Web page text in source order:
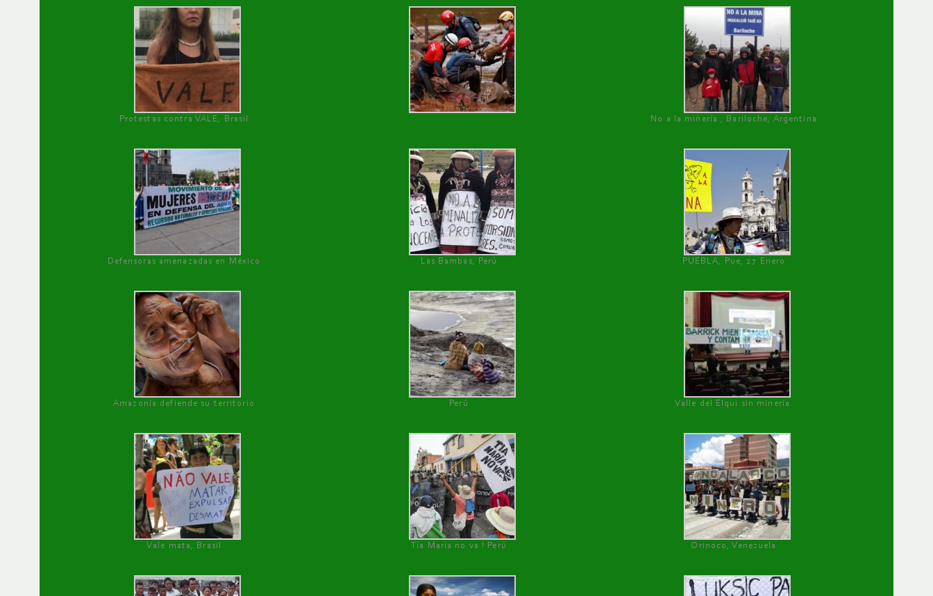
Protestas contra VALE, Brasil No a la minería , Bariloche, Argentina
Defensoras amenazadas en México Las Bambas, Perú PUEBLA, Pue, 27 Enero
Amazonía defiende su territorio Perú Valle del Elqui sin minería.
Vale mata, Brasil Tía María no va ! Perú Orinoco, Venezuela